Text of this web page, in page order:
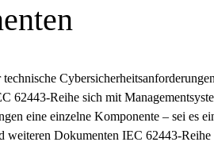
62443-Reihe sich mit
eine einzelne Komponente – sei es
weiteren Dokumenten IEC 62443-